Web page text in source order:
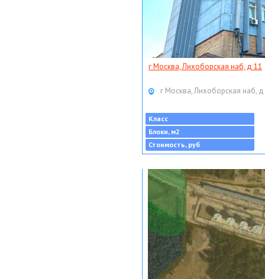
г Москва, Лихоборская наб, д 11
г Москва, Лихоборская наб,
Класс
Блоки, м2
Стоимость, руб